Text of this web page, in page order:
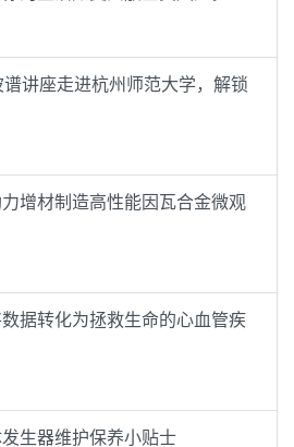
讲座走进杭州师范大学，解锁
增材制造高性能因瓦合金微观
据转化为拯救生命的心血管疾
生器维护保养小贴士